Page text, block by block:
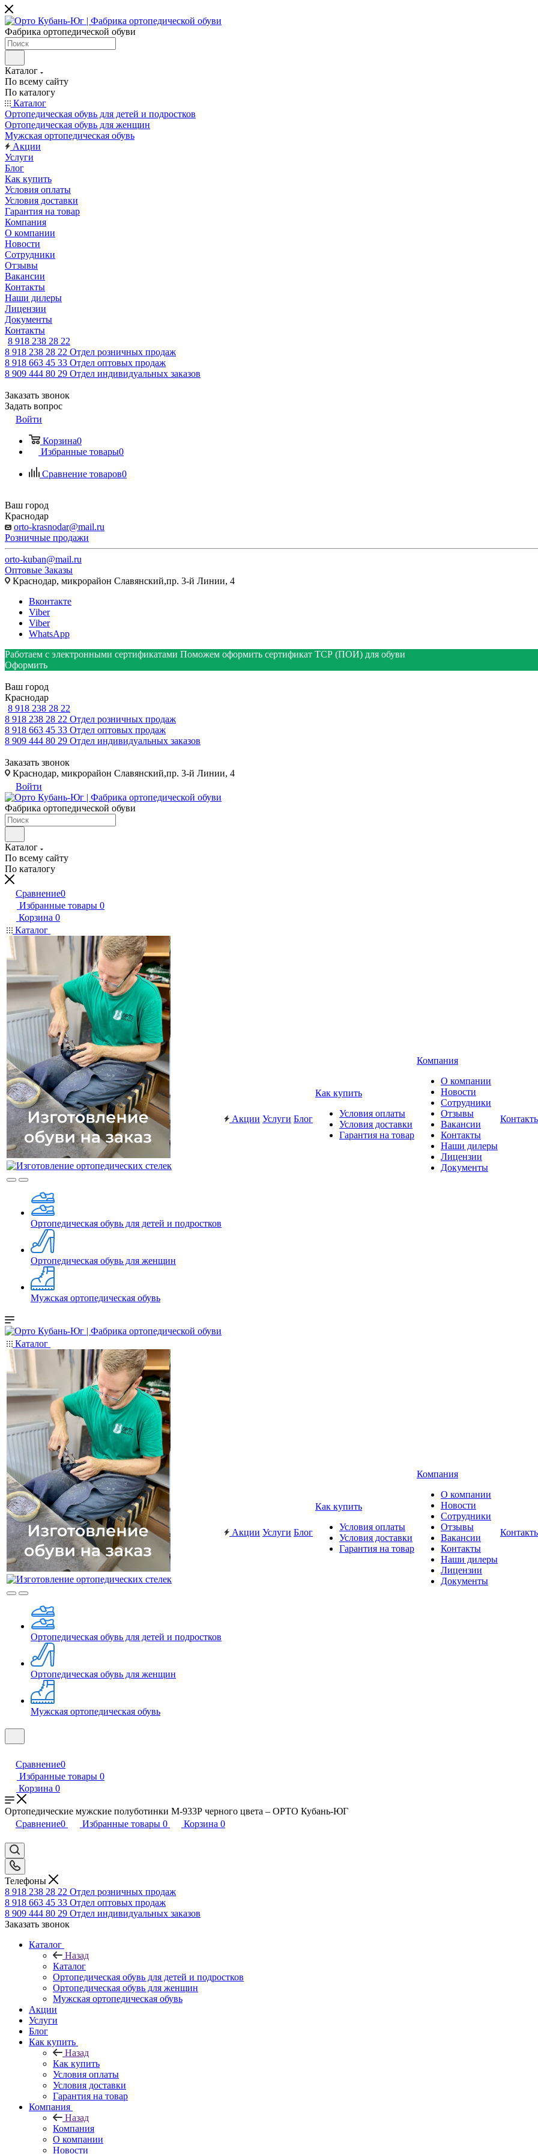
Фабрика ортопедической обуви
Каталог
По всему сайту
По каталогу
Каталог
Ортопедическая обувь для детей и подростков
Ортопедическая обувь для женщин
Мужская ортопедическая обувь
Акции
Услуги
Блог
Как купить
Условия оплаты
Условия доставки
Гарантия на товар
Компания
О компании
Новости
Сотрудники
Отзывы
Вакансии
Контакты
Наши дилеры
Лицензии
Документы
Контакты
8 918 238 28 22
8 918 238 28 22 Отдел розничных продаж
8 918 663 45 33 Отдел оптовых продаж
8 909 444 80 29 Отдел индивидуальных заказов
Заказать звонок
Задать вопрос
Войти
Корзина0
Избранные товары0
Сравнение товаров0
Ваш город
Краснодар
orto-krasnodar@mail.ru
Розничные продажи
orto-kuban@mail.ru
Оптовые Заказы
Краснодар, микрорайон Славянский,пр. 3-й Линии, 4
Вконтакте
Viber
Viber
WhatsApp
Работаем с электронными сертификатами Поможем оформить сертификат ТСР (ПОИ) для обуви
Оформить
Ваш город
Краснодар
8 918 238 28 22
8 918 238 28 22 Отдел розничных продаж
8 918 663 45 33 Отдел оптовых продаж
8 909 444 80 29 Отдел индивидуальных заказов
Заказать звонок
Краснодар, микрорайон Славянский,пр. 3-й Линии, 4
Войти
Фабрика ортопедической обуви
Каталог
По всему сайту
По каталогу
Сравнение0
Избранные товары 0
Корзина 0
Каталог
Ортопедическая обувь для детей и подростков
Ортопедическая обувь для женщин
Мужская ортопедическая обувь
Акции Услуги Блог
Как купить
Условия оплаты
Условия доставки
Гарантия на товар
Компания
О компании
Новости
Сотрудники
Отзывы
Вакансии
Контакты
Наши дилеры
Лицензии
Документы
Каталог
Ортопедическая обувь для детей и подростков
Ортопедическая обувь для женщин
Мужская ортопедическая обувь
Акции Услуги Блог
Как купить
Условия оплаты
Условия доставки
Гарантия на товар
Компания
О компании
Новости
Сотрудники
Отзывы
Вакансии
Контакты
Наши дилеры
Лицензии
Документы
Сравнение0
Избранные товары 0
Корзина 0
Ортопедические мужские полуботинки М-933Р черного цвета – ОРТО Кубань-ЮГ
Сравнение0 Избранные товары 0 Корзина 0
Телефоны
8 918 238 28 22 Отдел розничных продаж
8 918 663 45 33 Отдел оптовых продаж
8 909 444 80 29 Отдел индивидуальных заказов
Заказать звонок
Каталог
Назад
Каталог
Ортопедическая обувь для детей и подростков
Ортопедическая обувь для женщин
Мужская ортопедическая обувь
Акции
Услуги
Блог
Как купить
Назад
Как купить
Условия оплаты
Условия доставки
Гарантия на товар
Компания
Назад
Компания
О компании
Новости